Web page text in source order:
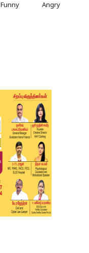
Funny Angry